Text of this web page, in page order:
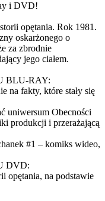
i DVD!
opętania. Rok 1981.
oskarżonego o
za zbrodnie
jego ciałem.
BLU-RAY:
na fakty, które stały się
uniwersum Obecności
produkcji i przerażającą
#1 – komiks wideo,
DVD:
opętania, na podstawie